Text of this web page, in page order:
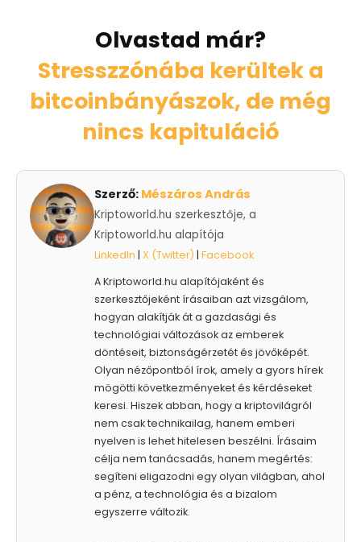
Olvastad már?
Stresszzónába kerültek a
bitcoinbányászok, de még
nincs kapituláció
Szerző: Mészáros András
Kriptoworld.hu szerkesztője, a
Kriptoworld.hu alapítója
LinkedIn | X (Twitter) | Facebook
A Kriptoworld.hu alapítójaként és
szerkesztőjeként írásaiban azt vizsgálom,
hogyan alakítják át a gazdasági és
technológiai változások az emberek
döntéseit, biztonságérzetét és jövőképét.
Olyan nézőpontból írok, amely a gyors hírek
mögötti következményeket és kérdéseket
keresi. Hiszek abban, hogy a kriptovilágról
nem csak technikailag, hanem emberi
nyelven is lehet hitelesen beszélni. Írásaim
célja nem tanácsadás, hanem megértés:
segíteni eligazodni egy olyan világban, ahol
a pénz, a technológia és a bizalom
egyszerre változik.